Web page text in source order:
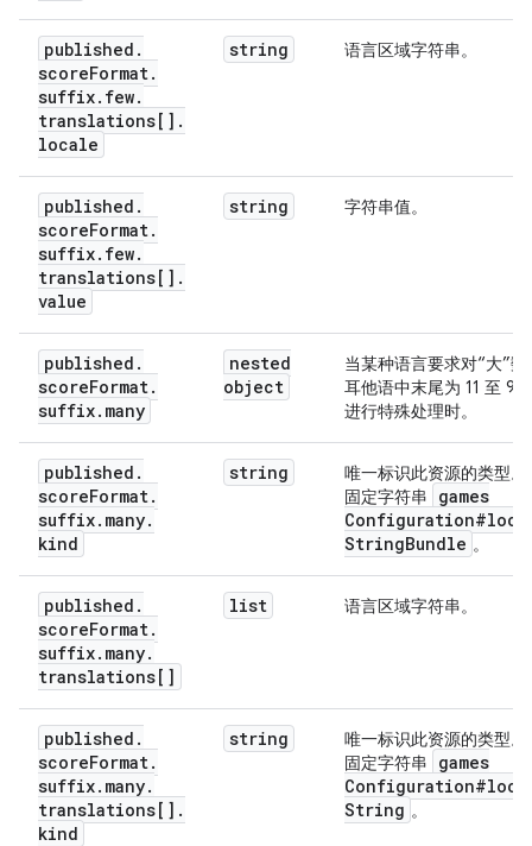
published .
scoreFormat.
suffix. few.
translations[] .
locale
string 语言区域字符串。
published .
scoreFormat.
suffix. few.
translations[] .
value
string 字符串值。
published .
scoreFormat.
suffix. many
nested
object
当某种语言要求对“大”
耳他语中末尾为 11 至 99
进行特殊处理时。
published .
scoreFormat.
suffix. many.
kind
string
唯一标识此资源的类型。
固定字符串
games
StringBundle 。
published .
scoreFormat.
suffix. many.
translations[]
list 语言区域字符串。
published .
scoreFormat.
suffix. many.
translations[] .
kind
string
唯一标识此资源的类型。
固定字符串
games
String 。